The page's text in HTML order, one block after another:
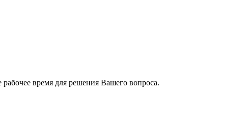
время для решения Вашего вопроса.